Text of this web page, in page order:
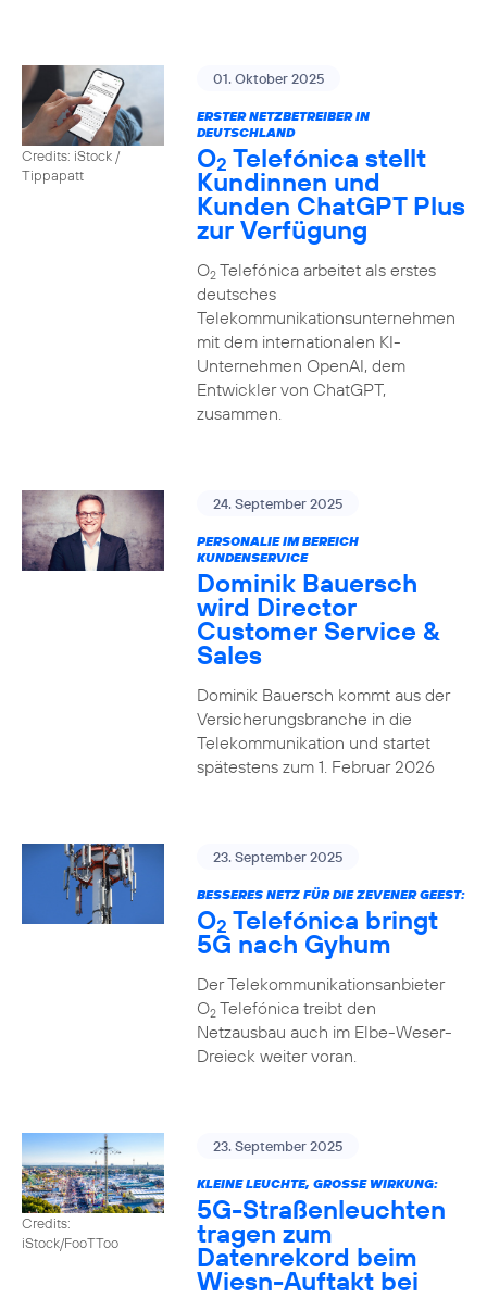
Credits: iStock /
Tippapatt
01. Oktober 2025
ERSTER NETZBETREIBER IN
DEUTSCHLAND
O2 Telefónica stellt
Kundinnen und
Kunden ChatGPT Plus
zur Verfügung
O2Telefónica arbeitet als erstes
deutsches
Telekommunikationsunternehmen
mit dem internationalen KI-
Unternehmen OpenAI, dem
Entwickler von ChatGPT,
zusammen.
24. September 2025
PERSONALIE IM BEREICH
KUNDENSERVICE
Dominik Bauersch
wird Director
Customer Service &
Sales
Dominik Bauersch kommt aus der
Versicherungsbranche in die
Telekommunikation und startet
spätestens zum 1. Februar 2026
23. September 2025
BESSERES NETZ FÜR DIE ZEVENER GEEST:
O2 Telefónica bringt
5G nach Gyhum
Der Telekommunikationsanbieter
O2Telefónica treibt den
Netzausbau auch im Elbe-Weser-
Dreieck weiter voran.
Credits:
iStock/FooTToo
23. September 2025
KLEINE LEUCHTE, GROSSE WIRKUNG:
5G-Straßenleuchten
tragen zum
Datenrekord beim
Wiesn-Auftakt bei